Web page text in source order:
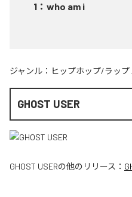
1 ： who am i
ジャンル： ヒップホップ/ラップ
GHOST USER
GHOST USERの他のリリース：